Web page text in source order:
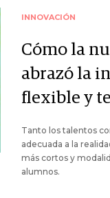
INNOVACIÓN
Cómo la
abrazó la
flexible y
Tanto los talentos
adecuada a la
más cortos y
alumnos.